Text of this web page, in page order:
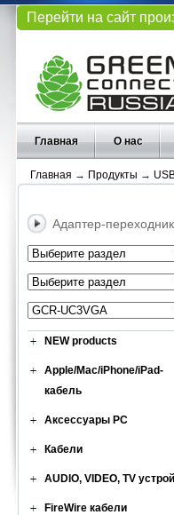
Перейти на сайт
Главная О нас
Главная → Продукты →
Адаптер-
NEW products
Apple/Mac/iPhone/iPad-
кабель
Аксессуары PC
Кабели
AUDIO, VIDEO, TV
FireWire кабели